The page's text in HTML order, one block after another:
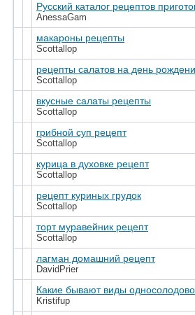
Русский каталог рецептов
AnessaGam
макароны рецепты
Scottallop
рецепты салатов на день
Scottallop
вкусные салаты рецепты
Scottallop
грибной суп рецепт
Scottallop
курица в духовке рецепт
Scottallop
рецепт куриных грудок
Scottallop
торт муравейник рецепт
Scottallop
лагман домашний рецепт
DavidPrier
Какие бывают виды
Kristifup